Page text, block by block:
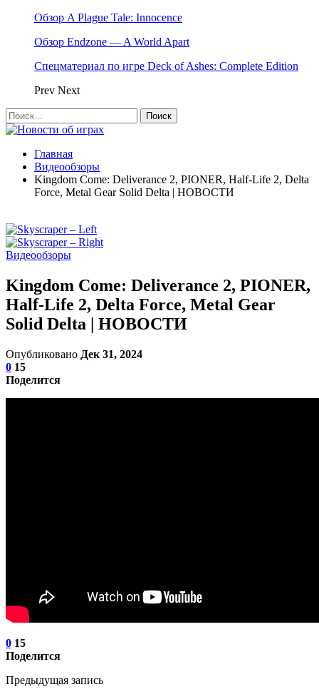
Обзор A Plague Tale: Innocence
Обзор Endzone — A World Apart
Спецматериал по игре Deck of Ashes: Complete Edition
Prev Next
Главная
Видеообзоры
Kingdom Come: Deliverance 2, PIONER, Half-Life 2, Delta
Force, Metal Gear Solid Delta | НОВОСТИ
Видеообзоры
Kingdom Come: Deliverance 2, PIONER,
Half-Life 2, Delta Force, Metal Gear
Solid Delta | НОВОСТИ
Опубликовано Дек 31, 2024
0 15
Поделится
0 15
Поделится
Предыдущая запись